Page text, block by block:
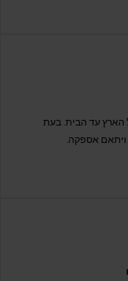
עסקים לכל הארץ עד הבית. בעת
ויתאם אספקה.